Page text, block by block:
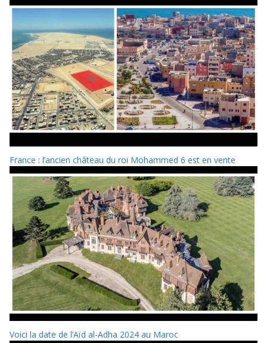
France : l’ancien château du roi Mohammed 6 est en vente
Voici la date de l’Aïd al-Adha 2024 au Maroc